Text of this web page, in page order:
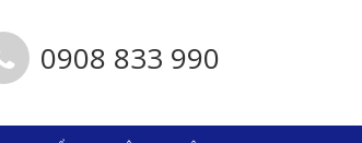
0908 833 990